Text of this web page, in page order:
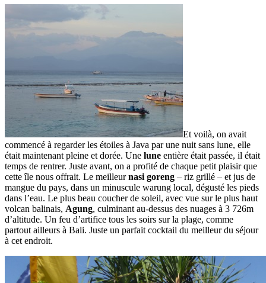
Et voilà, on avait
commencé à regarder les étoiles à Java par une nuit sans lune, elle
était maintenant pleine et dorée. Une lune entière était passée, il était
temps de rentrer. Juste avant, on a profité de chaque petit plaisir que
cette île nous offrait. Le meilleurnasi goreng – riz grillé – et jus de
mangue du pays, dans un minuscule warung local, dégusté les pieds
dans l’eau. Le plus beau coucher de soleil, avec vue sur le plus haut
volcan balinais, Agung, culminant au-dessus des nuages à 3 726m
d’altitude. Un feu d’artifice tous les soirs sur la plage, comme
partout ailleurs à Bali. Juste un parfait cocktail du meilleur du séjour
à cet endroit.